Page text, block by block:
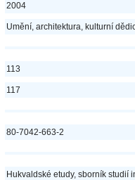
2004
Umění, architektura, kulturní
113
117
80-7042-663-2
Hukvaldské etudy, sborník studií